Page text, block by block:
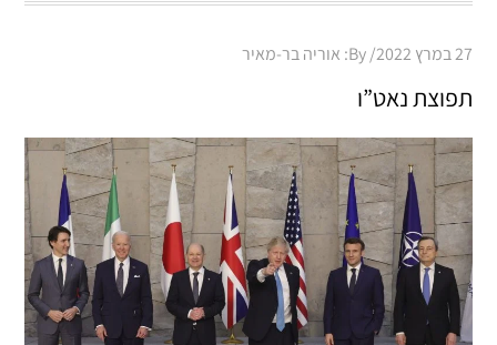
Posted
27 במרץ 2022 By: אוריה בר-מאיר
תפוצת נאט”ו